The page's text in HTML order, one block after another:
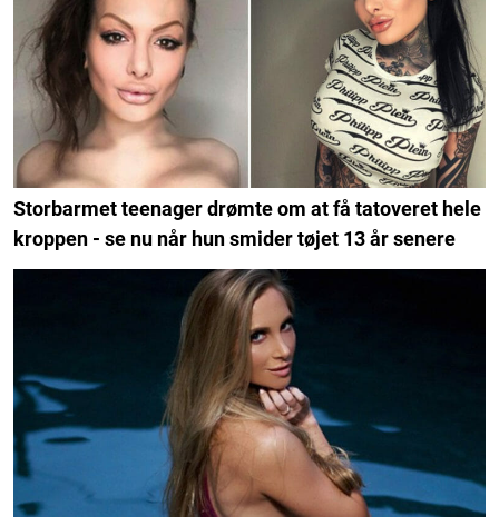
Storbarmet teenager drømte om at få tatoveret hele
kroppen - se nu når hun smider tøjet 13 år senere